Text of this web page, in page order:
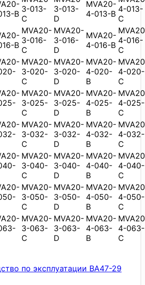
B 3-013-
C
3-013-
D
MVA20-
4-013-B 4-013-
C
B
MVA20-
3-016-
C
MVA20-
3-016-
D
MVA20-
4-016-B 4-016-
C
MVA20-
3-020-
C
MVA20-
3-020-
D
MVA20-
4-020-
B
4-020-
C
MVA20-
3-025-
C
MVA20-
3-025-
D
MVA20-
4-025-
B
4-025-
C
MVA20-
3-032-
C
MVA20-
3-032-
D
MVA20-
4-032-
B
4-032-
C
MVA20-
3-040-
C
MVA20-
3-040-
D
MVA20-
4-040-
B
4-040-
C
MVA20-
3-050-
C
MVA20-
3-050-
D
MVA20-
4-050-
B
4-050-
C
MVA20-
3-063-
C
MVA20-
3-063-
D
MVA20-
4-063-
B
4-063-
C
по эксплуатации ВА47-29